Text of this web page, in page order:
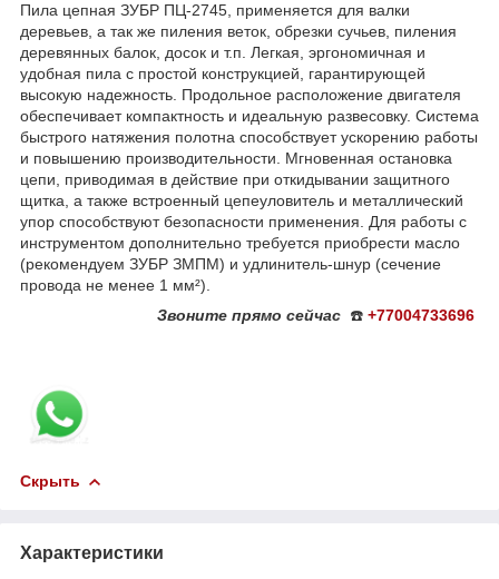
Пила цепная ЗУБР ПЦ-2745, применяется для валки
деревьев, а так же пиления веток, обрезки сучьев, пиления
деревянных балок, досок и т.п. Легкая, эргономичная и
удобная пила с простой конструкцией, гарантирующей
высокую надежность. Продольное расположение двигателя
обеспечивает компактность и идеальную развесовку. Система
быстрого натяжения полотна способствует ускорению работы
и повышению производительности. Мгновенная остановка
цепи, приводимая в действие при откидывании защитного
щитка, а также встроенный цепеуловитель и металлический
упор способствуют безопасности применения. Для работы с
инструментом дополнительно требуется приобрести масло
(рекомендуем ЗУБР ЗМПМ) и удлинитель-шнур (сечение
провода не менее 1 мм²).
Звоните прямо сейчас ☎️ +77004733696
Скрыть
Характеристики